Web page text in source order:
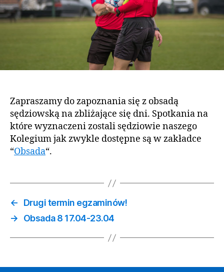
Zapraszamy do zapoznania się z obsadą
sędziowską na zbliżające się dni. Spotkania na
które wyznaczeni zostali sędziowie naszego
Kolegium jak zwykle dostępne są w zakładce
“Obsada“.
←
Drugi termin egzaminów!
→
Obsada 8 17.04-23.04